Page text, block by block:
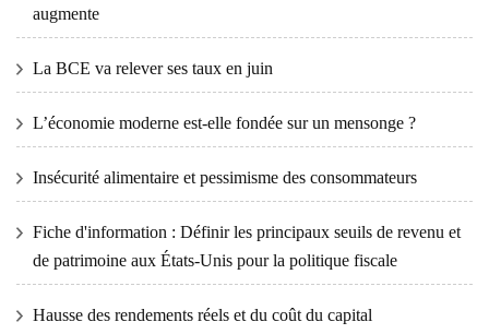
augmente
La BCE va relever ses taux en juin
L’économie moderne est-elle fondée sur un mensonge ?
Insécurité alimentaire et pessimisme des consommateurs
Fiche d'information : Définir les principaux seuils de revenu et
de patrimoine aux États-Unis pour la politique fiscale
Hausse des rendements réels et du coût du capital